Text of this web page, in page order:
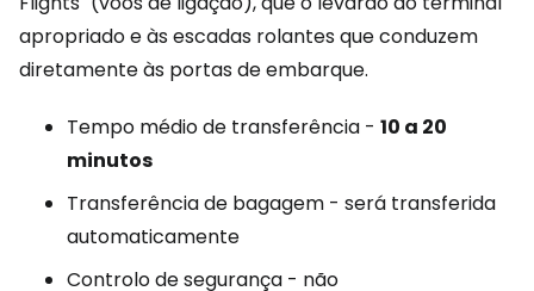
apropriado e às escadas rolantes que conduzem
diretamente às portas de embarque.
Tempo médio de transferência - 10 a 20
minutos
Transferência de bagagem - será transferida
automaticamente
Controlo de segurança - não